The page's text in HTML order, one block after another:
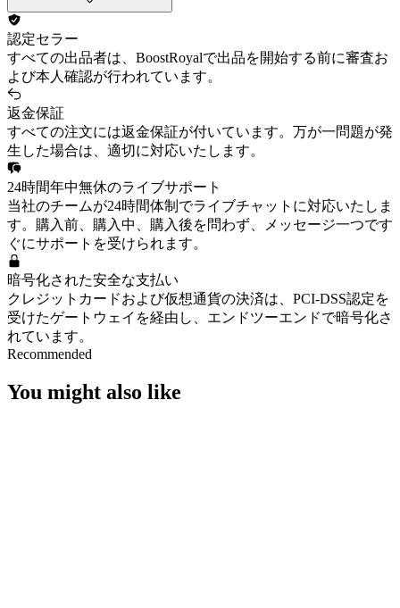
認定セラー
すべての出品者は、BoostRoyalで出品を開始する前に審査お
よび本人確認が行われています。
返金保証
すべての注文には返金保証が付いています。万が一問題が発
生した場合は、適切に対応いたします。
24時間年中無休のライブサポート
当社のチームが24時間体制でライブチャットに対応いたしま
す。購入前、購入中、購入後を問わず、メッセージ一つです
ぐにサポートを受けられます。
暗号化された安全な支払い
クレジットカードおよび仮想通貨の決済は、PCI-DSS認定を
受けたゲートウェイを経由し、エンドツーエンドで暗号化さ
れています。
Recommended
You might also like